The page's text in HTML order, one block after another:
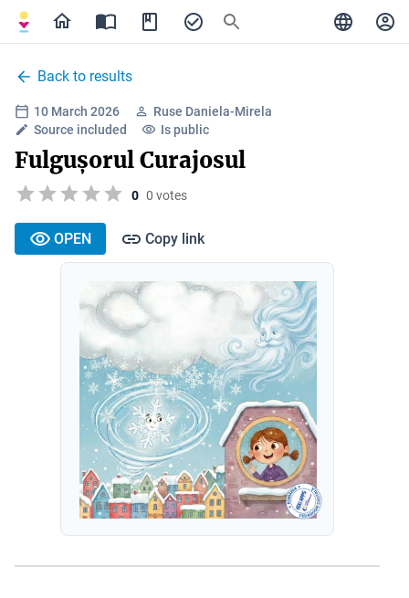
Back to results
10 March 2026
Ruse Daniela-Mirela
Source included
Is public
Fulgușorul Curajosul
0 0 votes
OPEN Copy link